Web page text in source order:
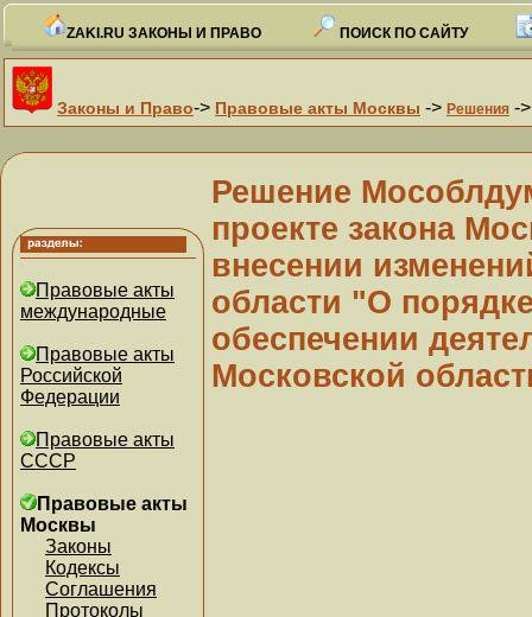
ZAKI.RU ЗАКОНЫ И ПРАВО ПОИСК ПО САЙТУ
Законы и Право-> Правовые акты Москвы -> Решения -
Правовые акты
международные
Правовые акты
Российской
Федерации
Правовые акты
СССР
Правовые акты
Москвы
Законы
Кодексы
Соглашения
Протоколы
Решение
проекте закона
внесении
области "О
обеспечении
Московской